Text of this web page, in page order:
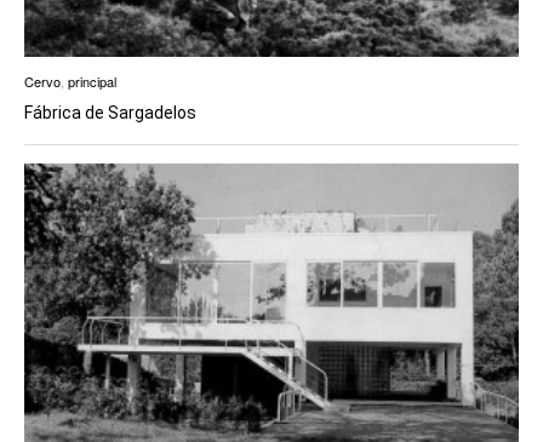
Cervo principal
Fábrica de Sargadelos